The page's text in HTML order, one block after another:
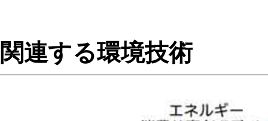
関連する環境技術